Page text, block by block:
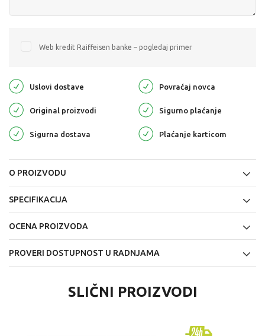
Web kredit Raiffeisen banke – pogledaj primer
Uslovi dostave Povraćaj novca
Original proizvodi Sigurno plaćanje
Sigurna dostava Plaćanje karticom
O PROIZVODU
SPECIFIKACIJA
OCENA PROIZVODA
PROVERI DOSTUPNOST U RADNJAMA
SLIČNI PROIZVODI